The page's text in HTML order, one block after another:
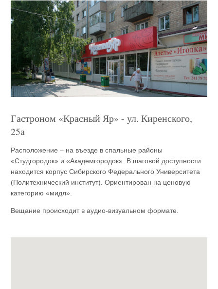
Гастроном «Красный Яр» - ул. Киренского,
25а
Расположение – на въезде в спальные районы
«Студгородок» и «Академгородок». В шаговой доступности
находится корпус Сибирского Федерального Университета
(Политехнический институт). Ориентирован на ценовую
категорию «мидл».
Вещание происходит в аудио-визуальном формате.